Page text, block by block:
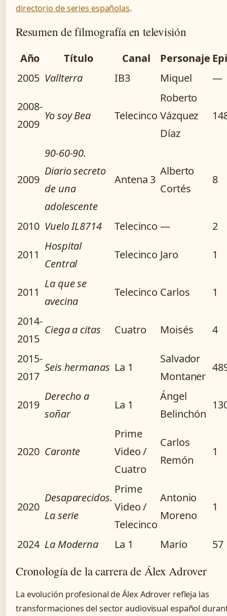
directorio de series españolas.
Resumen de filmografía en televisión
Año Título Canal Personaje
2005 Vallterra IB3 Miquel —
2008-
2009
Yo soy Bea Telecinco
Roberto
Vázquez
Díaz
2009
90-60-90.
Diario secreto
de una
adolescente
Antena 3
Alberto
Cortés
8
2010 Vuelo IL8714 Telecinco — 2
2011
Hospital
Central
Telecinco Jaro 1
2011
La que se
avecina
Telecinco Carlos 1
2014-
2015
Ciega a citas Cuatro Moisés 4
2015-
2017
Seis hermanas La 1
Salvador
Montaner
2019
Derecho a
soñar
La 1
Ángel
Belinchón
2020 Caronte
Prime
Video /
Cuatro
Carlos
Remón
1
2020
Desaparecidos.
La serie
Prime
Video /
Telecinco
Antonio
Moreno
1
2024 La Moderna La 1 Mario 57
Cronología de la carrera de Álex Adrover
La evolución profesional de Álex Adrover refleja las
transformaciones del sector audiovisual español